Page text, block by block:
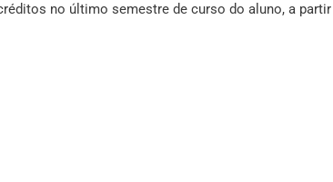
no último semestre de curso do aluno, a